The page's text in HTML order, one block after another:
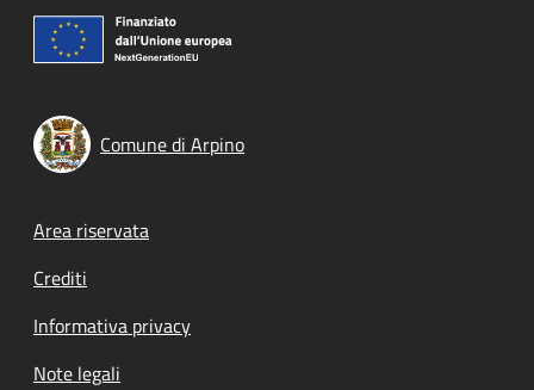
Comune di Arpino
Footer menu
Area riservata
Crediti
Informativa privacy
Note legali